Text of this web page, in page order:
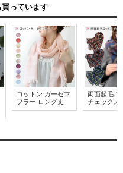
っています
コットン ガーゼマ
フラー ロング丈
両面起毛
チェックス